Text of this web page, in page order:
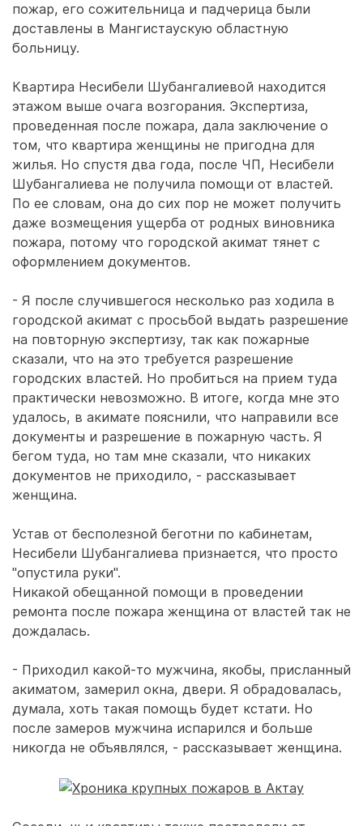
пожар, его сожительница и падчерица были
доставлены в Мангистаускую областную
больницу.
Квартира Несибели Шубангалиевой находится
этажом выше очага возгорания. Экспертиза,
проведенная после пожара, дала заключение о
том, что квартира женщины не пригодна для
жилья. Но спустя два года, после ЧП, Несибели
Шубангалиева не получила помощи от властей.
По ее словам, она до сих пор не может получить
даже возмещения ущерба от родных виновника
пожара, потому что городской акимат тянет с
оформлением документов.
- Я после случившегося несколько раз ходила в
городской акимат с просьбой выдать разрешение
на повторную экспертизу, так как пожарные
сказали, что на это требуется разрешение
городских властей. Но пробиться на прием туда
практически невозможно. В итоге, когда мне это
удалось, в акимате пояснили, что направили все
документы и разрешение в пожарную часть. Я
бегом туда, но там мне сказали, что никаких
документов не приходило, - рассказывает
женщина.
Устав от бесполезной беготни по кабинетам,
Несибели Шубангалиева признается, что просто
"опустила руки".
Никакой обещанной помощи в проведении
ремонта после пожара женщина от властей так не
дождалась.
- Приходил какой-то мужчина, якобы, присланный
акиматом, замерил окна, двери. Я обрадовалась,
думала, хоть такая помощь будет кстати. Но
после замеров мужчина испарился и больше
никогда не объявлялся, - рассказывает женщина.